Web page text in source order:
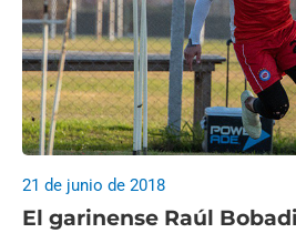
El garinense Raúl
21 de junio de 2018